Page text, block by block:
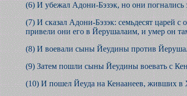
(6) И убежал Адони-Бэзэк, но они
(7) И сказал Адони-Бэзэк: семьдесят царей
привели они его в Йерушалаим, и умер он
(8) И воевали сыны Йеудины против
(9) Затем пошли сыны Йеудины воевать с
(10) И пошел Йеуда на Кенаанеев, живших в